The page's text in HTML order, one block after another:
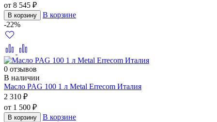
от 8 545 ₽
В корзину
В корзине
-22%
0 отзывов
В наличии
Масло PAG 100 1 л Metal Errecom Италия
2 310 ₽
от 1 500 ₽
В корзину
В корзине